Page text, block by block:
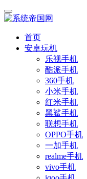
首页
安卓玩机
乐视手机
酷派手机
360手机
小米手机
红米手机
黑鲨手机
联想手机
OPPO手机
一加手机
realme手机
vivo手机